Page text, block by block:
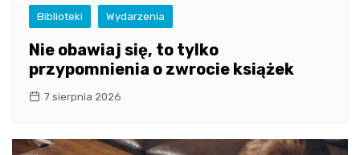
Biblioteki Wydarzenia
Nie obawiaj się, to tylko
przypomnienia o zwrocie książek
7 sierpnia 2026